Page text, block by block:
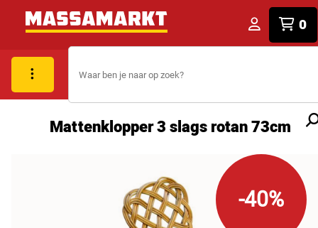
0
Mattenklopper 3 slags rotan 73cm
-40%